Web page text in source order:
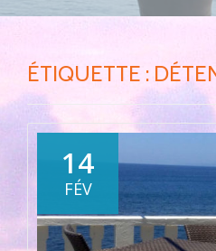
ÉTIQUETTE :
14
FÉV